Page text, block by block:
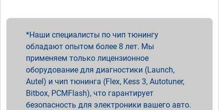
Наши специалисты по чип тюнингу
обладают опытом более 8 лет. Мы
применяем только лицензионное
оборудование для диагностики (Launch,
Autel) и чип тюнинга (Flex, Kess 3, Autotuner,
Bitbox, PCMFlash), что гарантирует
безопасность для электроники вашего авто.